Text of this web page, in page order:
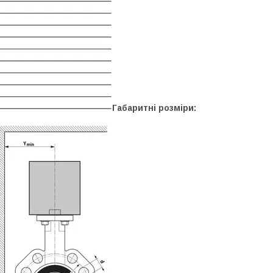
Габаритні розміри: